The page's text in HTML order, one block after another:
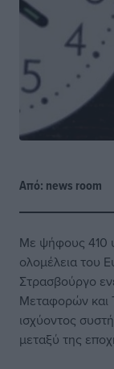
Από: news room
Με ψήφους 410
ολομέλεια του
Στρασβούργο
Μεταφορών και
ισχύοντος
μεταξύ της